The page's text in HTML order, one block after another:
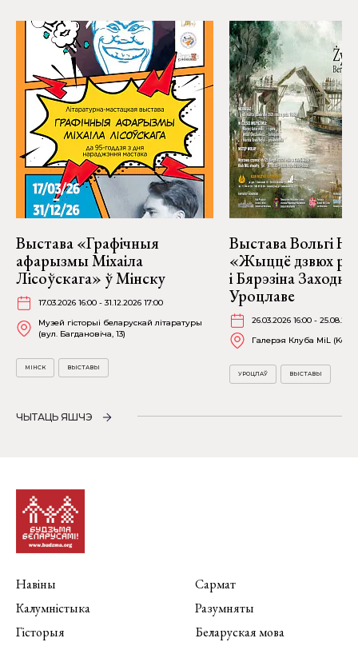
Выстава «Графічныя
афарызмы Міхаіла
Лісоўскага» ў Мінску
17.03.2026 16:00 - 31.12.2026 17:00
Музей гісторыі беларускай літаратуры
(вул. Багдановіча, 13)
МІНСК ВЫСТАВЫ
Выстава Вольгі
«Жыццё дзвюх
і Бярэзіна
Уроцлаве
26.03.2026 16:00 -
Галерэя Клуба MiL
УРОЦЛАЎ ВЫСТАВЫ
ЧЫТАЦЬ ЯШЧЭ
Навіны
Калумністыка
Гісторыя
Сармат
Разумняты
Беларуская мова